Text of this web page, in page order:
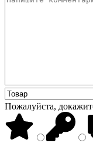
Пожалуйста,